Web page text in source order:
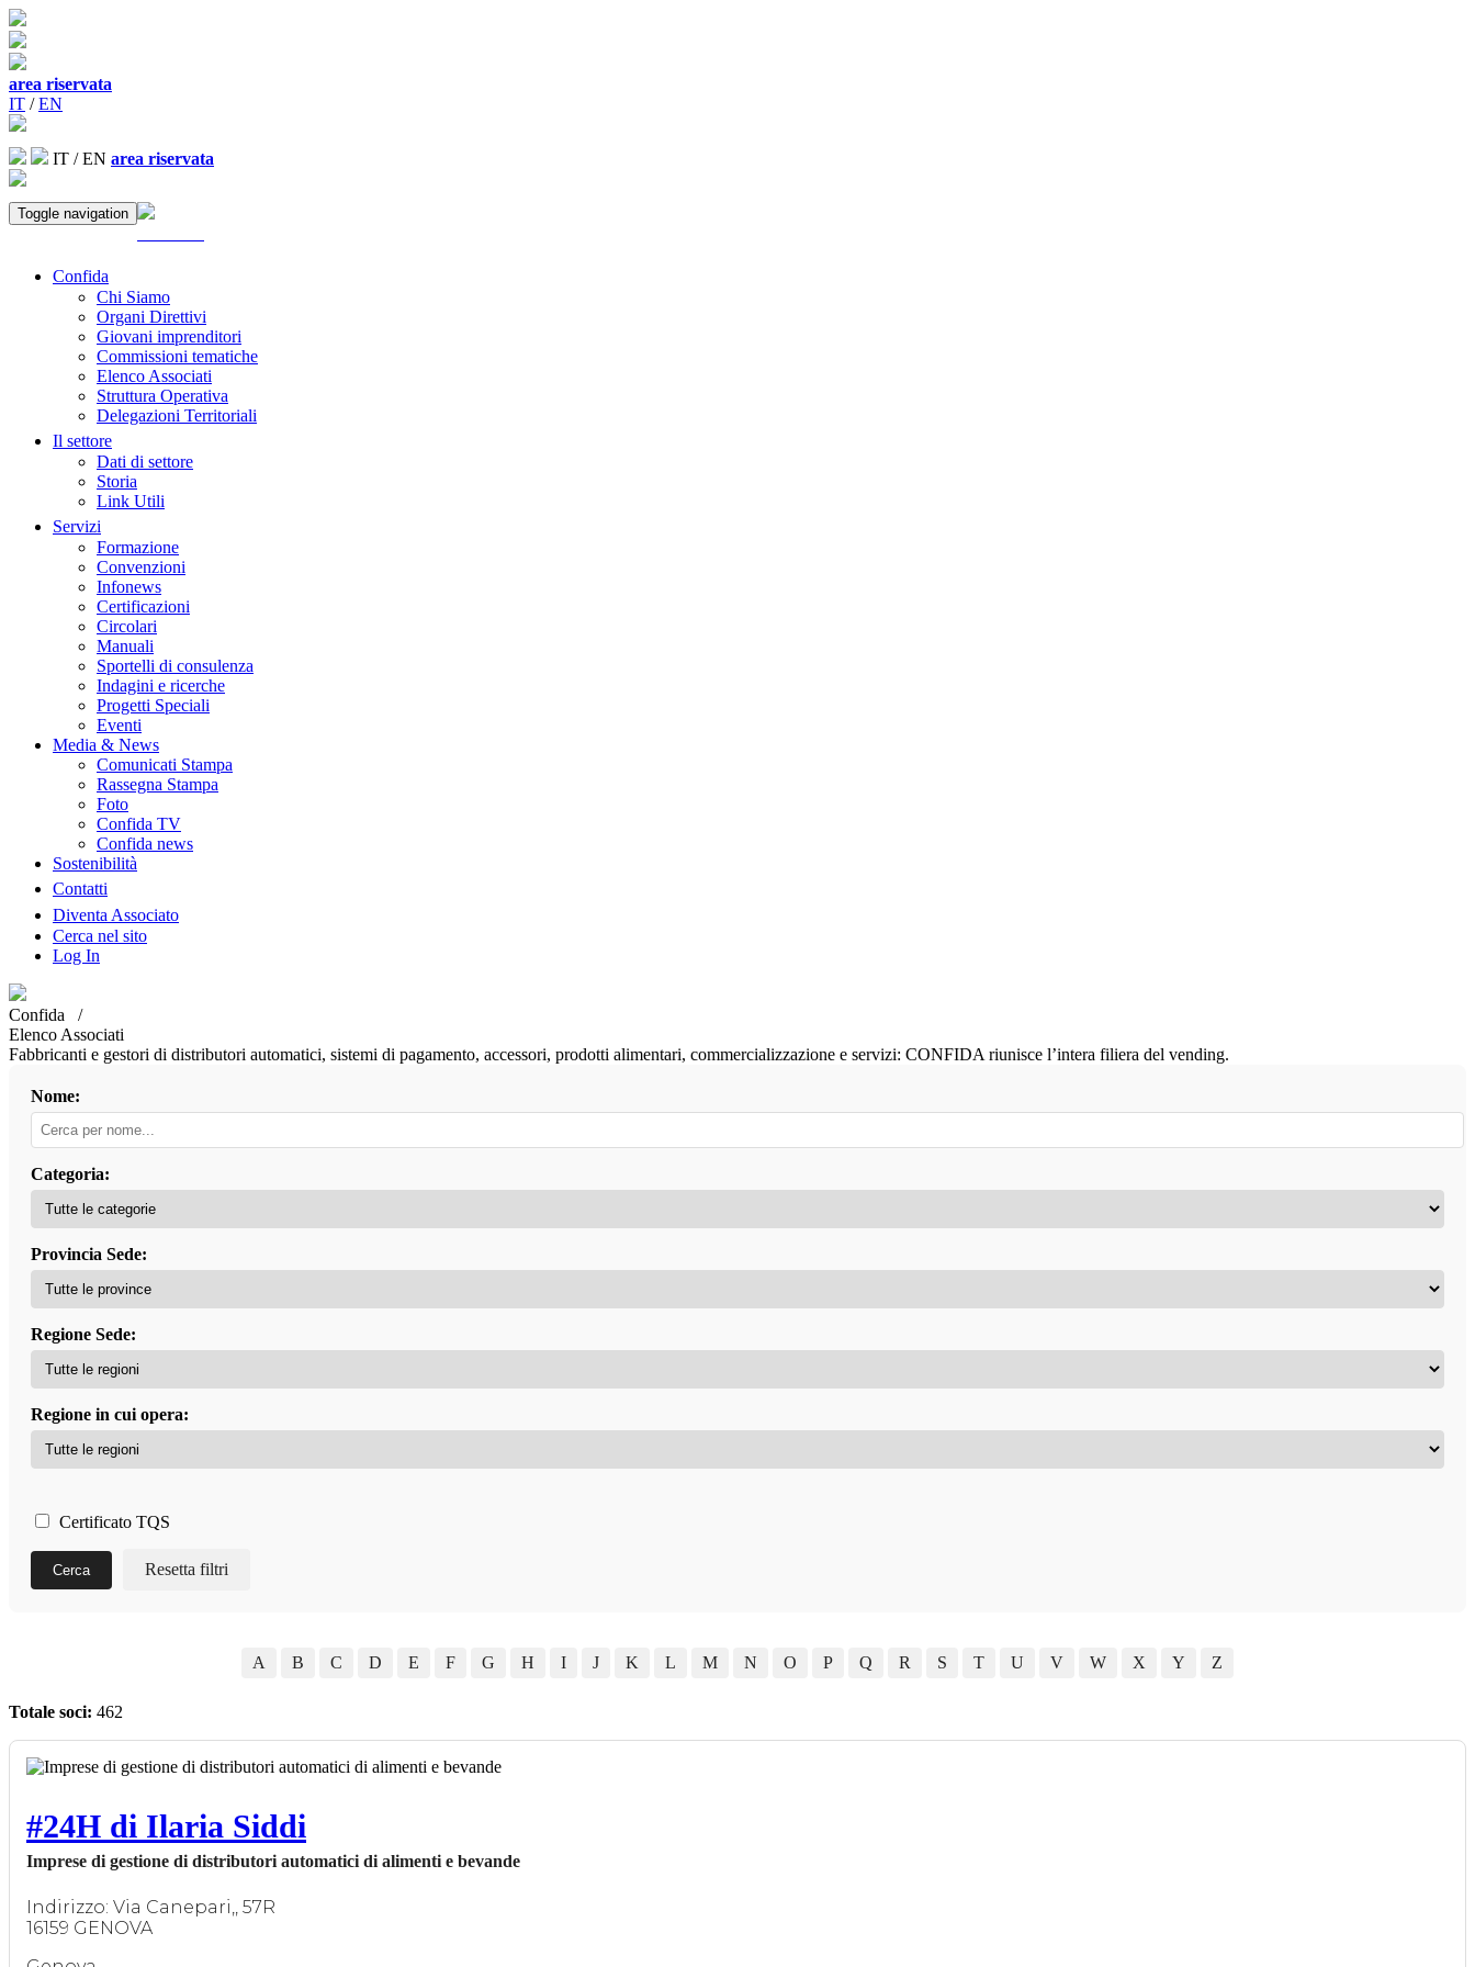
area riservata
IT /EN
IT /EN area riservata
Toggle navigation
Confida
Chi Siamo
Organi Direttivi
Giovani imprenditori
Commissioni tematiche
Elenco Associati
Struttura Operativa
Delegazioni Territoriali
Il settore
Dati di settore
Storia
Link Utili
Servizi
Formazione
Convenzioni
Infonews
Certificazioni
Circolari
Manuali
Sportelli di consulenza
Indagini e ricerche
Progetti Speciali
Eventi
Media & News
Comunicati Stampa
Rassegna Stampa
Foto
Confida TV
Confida news
Sostenibilità
Contatti
Diventa Associato
Cerca nel sito
Log In
Confida /
Elenco Associati
Fabbricanti e gestori di distributori automatici, sistemi di pagamento, accessori, prodotti alimentari, commercializzazione e servizi: CONFIDA riunisce l’intera filiera del vending.
Nome:
Categoria:
Provincia Sede:
Regione Sede:
Regione in cui opera:
Certificato TQS
Cerca Resetta filtri
A B C D E F G H I J K L M N O P Q R S T U V W X Y Z
Totale soci: 462
#24H di Ilaria Siddi
Imprese di gestione di distributori automatici di alimenti e bevande
Indirizzo: Via Canepari,, 57R
16159 GENOVA